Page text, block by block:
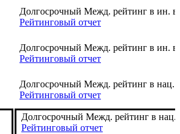
Долгосрочный Межд. рейтинг в ин.
Рейтинговый отчет
Долгосрочный Межд. рейтинг в ин.
Рейтинговый отчет
Долгосрочный Межд. рейтинг в нац.
Рейтинговый отчет
Долгосрочный Межд. рейтинг в нац.
Рейтинговый отчет